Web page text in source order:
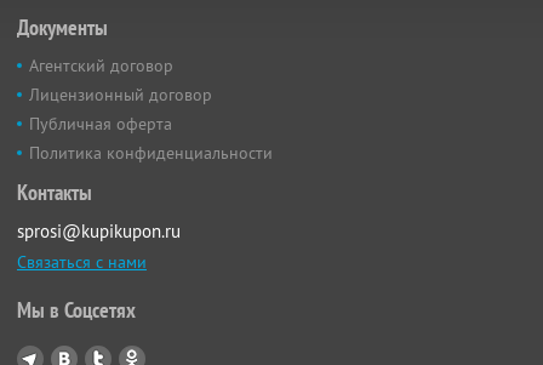
Документы
Агентский договор
Лицензионный договор
Публичная оферта
Политика конфиденциальности
Контакты
sprosi@kupikupon.ru
Связаться с нами
Мы в Соцсетях